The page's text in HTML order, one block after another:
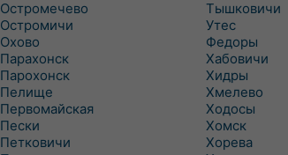
Остромечево
Остромичи
Охово
Парахонск
Парохонск
Пелище
Первомайская
Пески
Петковичи
Тышковичи
Утес
Федоры
Хабовичи
Хидры
Хмелево
Ходосы
Хомск
Хорева